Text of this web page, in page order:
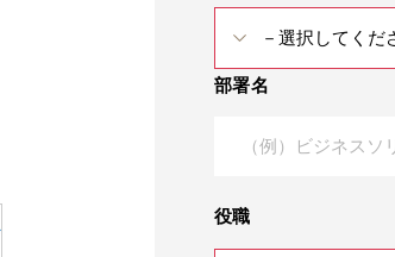
部署名
役職